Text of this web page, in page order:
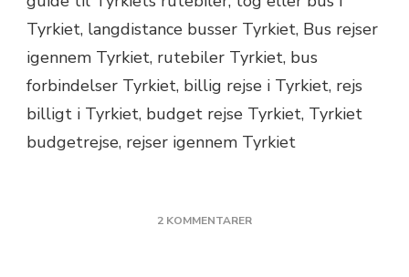
2 KOMMENTARERTIL